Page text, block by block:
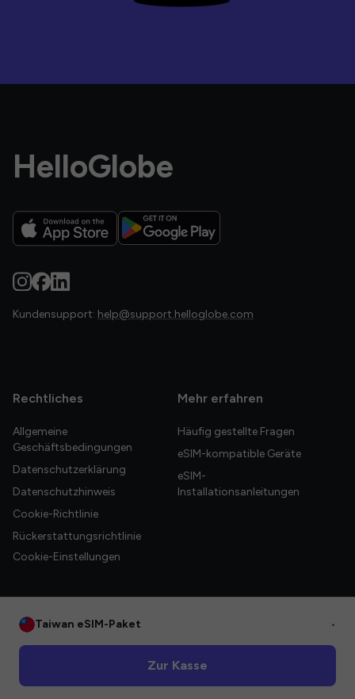
HelloGlobe
Kundensupport: help@support.helloglobe.com
Rechtliches
Allgemeine
Geschäftsbedingungen
Datenschutzerklärung
Datenschutzhinweis
Cookie-Richtlinie
Rückerstattungsrichtlinie
Cookie-Einstellungen
Mehr erfahren
Häufig gestellte Fragen
eSIM-kompatible Geräte
eSIM-
Installationsanleitungen
Taiwan eSIM-Paket •
Zur Kasse